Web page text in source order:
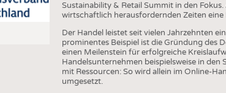
Sustainability & Retail Summit in den
wirtschaftlich herausfordernden Zeiten
Der Handel leistet seit vielen Jahrzehnten
prominentes Beispiel ist die Gründung des
einen Meilenstein für erfolgreiche
Handelsunternehmen beispielsweise in
mit Ressourcen: So wird allein im Online-
umgesetzt.